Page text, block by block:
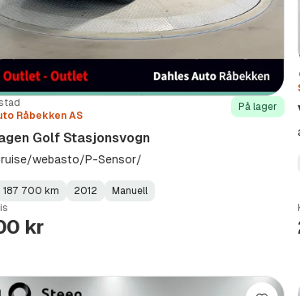
Råbekken AS
På lager
Golf Stasjonsvogn
webasto/P-Sensor/
:
187 700 km 2012
Manuell
kr